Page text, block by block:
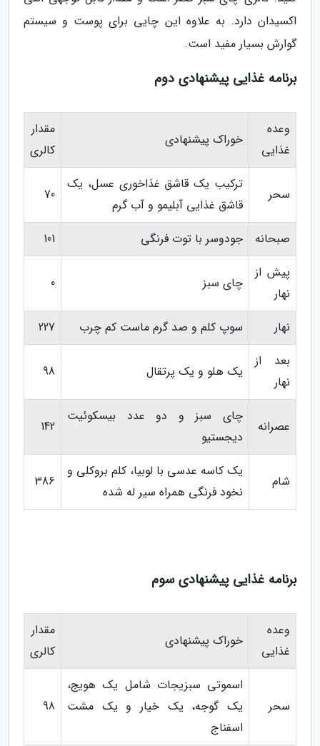
اکسیدان دارد. به علاوه این چایی برای پوست و سیستم
گوارش بسیار مفید است.
برنامه غذایی پیشنهادی دوم
وعده
غذایی
خوراک پیشنهادی
مقدار
کالری
سحر
ترکیب یک قاشق غذاخوری عسل، یک
قاشق غذایی آبلیمو و آب گرم
70
صبحانه جودوسر با توت فرنگی
101
پیش از
نهار
چای سبز 0
نهار سوپ کلم و صد گرم ماست کم چرب
227
بعد از
نهار
یک هلو و یک پرتقال 98
عصرانه
چای سبز و دو عدد بیسکوئیت
دیجستیو
142
شام
یک کاسه عدسی با لوبیا، کلم بروکلی و
نخود فرنگی همراه سیر له شده
386
برنامه غذایی پیشنهادی سوم
وعده
غذایی
خوراک پیشنهادی
مقدار
کالری
سحر
اسموتی سبزیجات شامل یک هویج،
یک گوجه، یک خیار و یک مشت
اسفناج
98